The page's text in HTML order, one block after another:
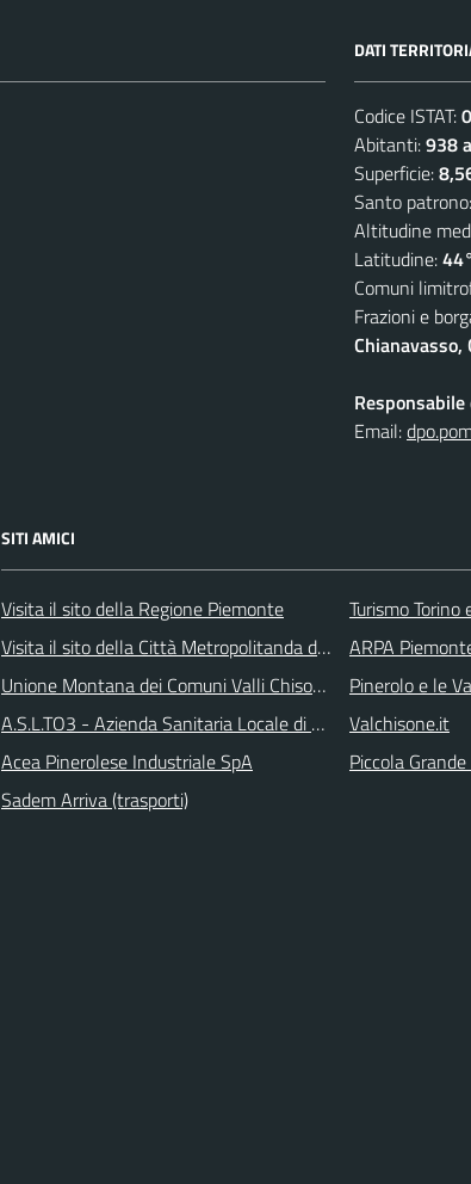
DATI
Codice ISTAT:
Abitanti:938
Superficie:
Santo patrono:
Altitudine
Latitudine:
Comuni
Frazioni e
Chianavasso,
Email:
SITI AMICI
Visita il sito della Regione Piemonte
Visita il sito della Città Metropolitanda di Torino
Unione Montana dei Comuni Valli Chisone e Germanasca
A.S.L.TO3 - Azienda Sanitaria Locale di Collegno e Pinerolo
Acea Pinerolese Industriale SpA
Sadem Arriva (trasporti)
Turismo Torino
ARPA
Pinerolo e le
Valchisone.it
Piccola